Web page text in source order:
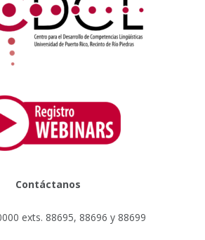
Contáctanos
exts. 88695, 88696 y 88699